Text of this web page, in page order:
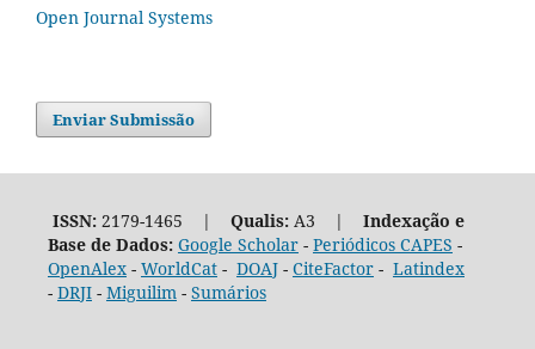
Open Journal Systems
Enviar Submissão
ISSN:2179-1465 | Qualis:A3 | Indexação e
Base de Dados: Google Scholar- Periódicos CAPES -
OpenAlex- WorldCat- DOAJ- CiteFactor- Latindex
- DRJI- Miguilim - Sumários